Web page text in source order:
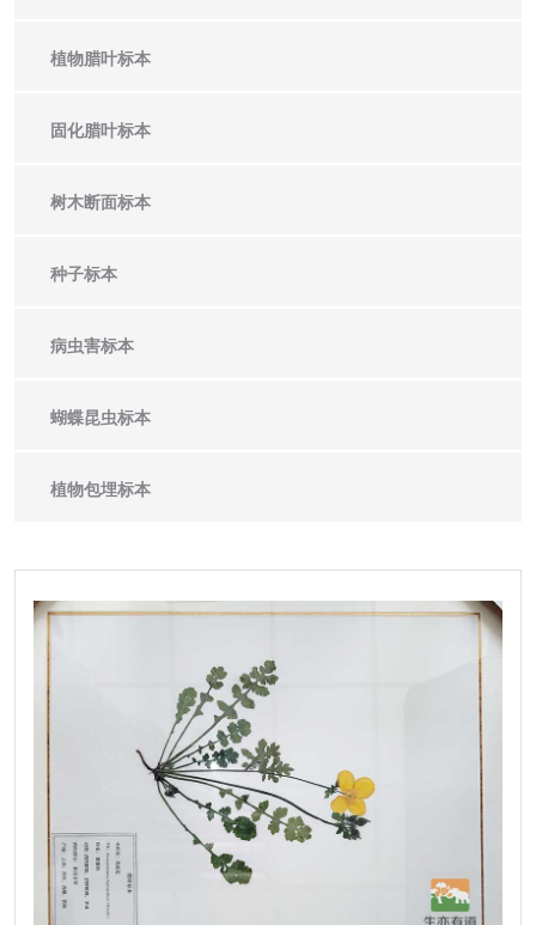
植物腊叶标本
固化腊叶标本
树木断面标本
种子标本
病虫害标本
蝴蝶昆虫标本
植物包埋标本